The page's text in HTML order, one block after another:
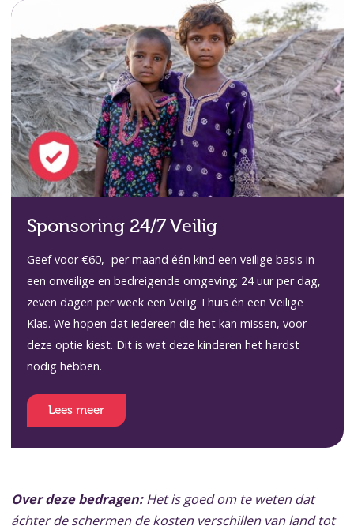
Sponsoring 24/7 Veilig
Geef voor €60,- per maand één kind een veilige basis in
een onveilige en bedreigende omgeving; 24 uur per dag,
zeven dagen per week een Veilig Thuis én een Veilige
Klas. We hopen dat iedereen die het kan missen, voor
deze optie kiest. Dit is wat deze kinderen het hardst
nodig hebben.
Lees meer
Over deze bedragen:Het is goed om te weten dat
áchter de schermen de kosten verschillen van land tot